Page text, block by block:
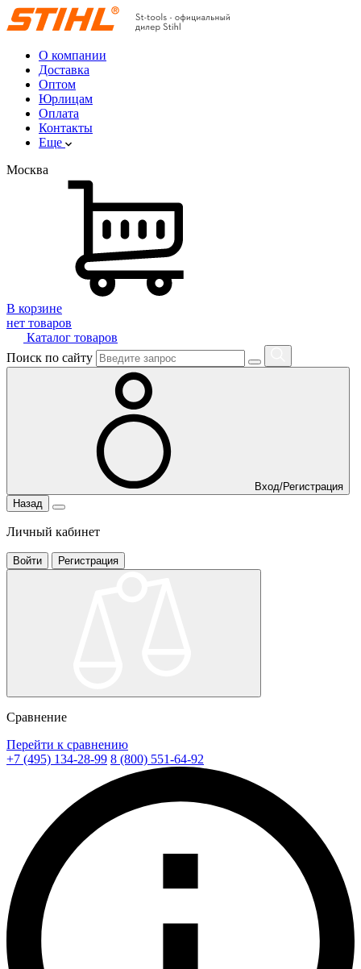
О компании
Доставка
Оптом
Юрлицам
Оплата
Контакты
Еще
Москва
В корзине
нет товаров
Каталог товаров
Поиск по сайту
Вход/Регистрация
Назад
Личный кабинет
Войти Регистрация
Сравнение
Перейти к сравнению
+7 (495) 134-28-99 8 (800) 551-64-92